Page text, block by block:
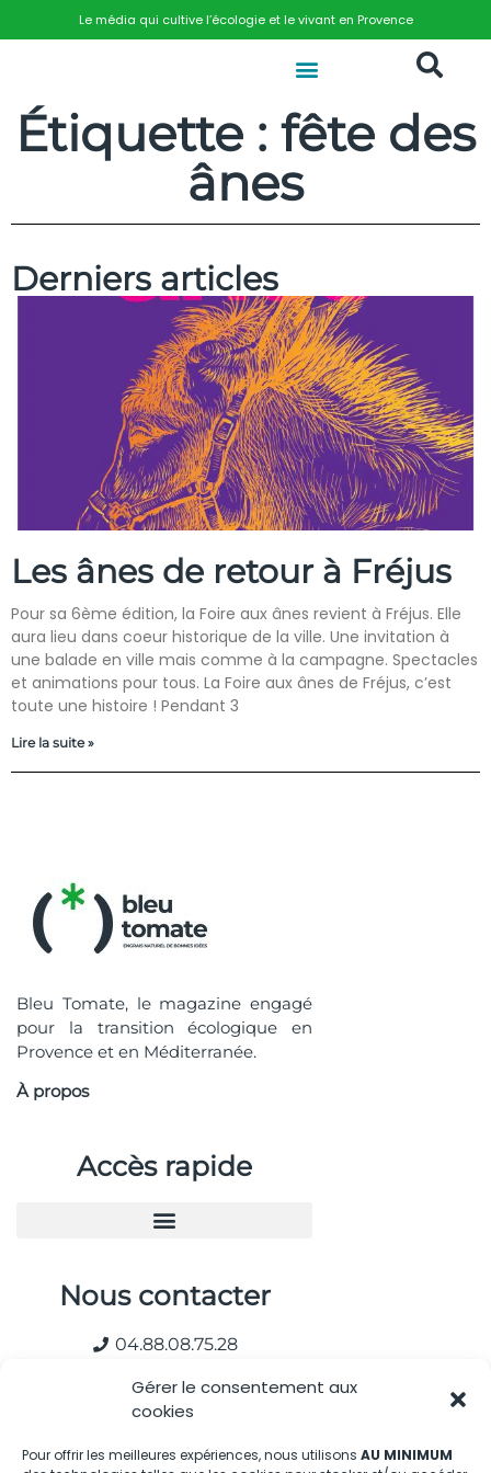
Gérer le consentement aux
cookies
Pour offrir les meilleures expériences, nous utilisons AU MINIMUM
Le média qui cultive l’écologie et le vivant en Provence
Étiquette : fête des
ânes
Derniers articles
Les ânes de retour à Fréjus
Pour sa 6ème édition, la Foire aux ânes revient à Fréjus. Elle
aura lieu dans coeur historique de la ville. Une invitation à
une balade en ville mais comme à la campagne. Spectacles
et animations pour tous. La Foire aux ânes de Fréjus, c’est
toute une histoire ! Pendant 3
Lire la suite »
Bleu Tomate, le magazine engagé
pour la transition écologique en
Provence et en Méditerranée.
À propos
Accès rapide
Nous contacter
04.88.08.75.28